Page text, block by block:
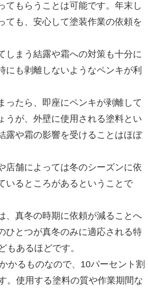
てもらうことは可能です。年末し
ても、安心して塗装作業の依頼を
しまう結露や霜への対策も十分に
も剥離しないようなペンキが利
ったら、即座にペンキが剥離して
うが、外壁に使用される塗料とい
露や霜の影響を受けることはほぼ
店舗によっては冬のシーズンに依
いるところがあるということで
、真冬の時期に依頼が減ることへ
ひとつが真冬のみに適応される特
もあるほどです。
かるものなので、10パーセント割
。使用する塗料の質や作業期間な